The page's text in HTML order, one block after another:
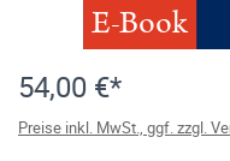
E-Book
54,00 €*
Preise inkl. MwSt., ggf. zzgl.